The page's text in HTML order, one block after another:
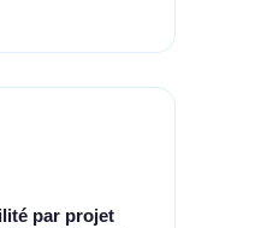
par projet